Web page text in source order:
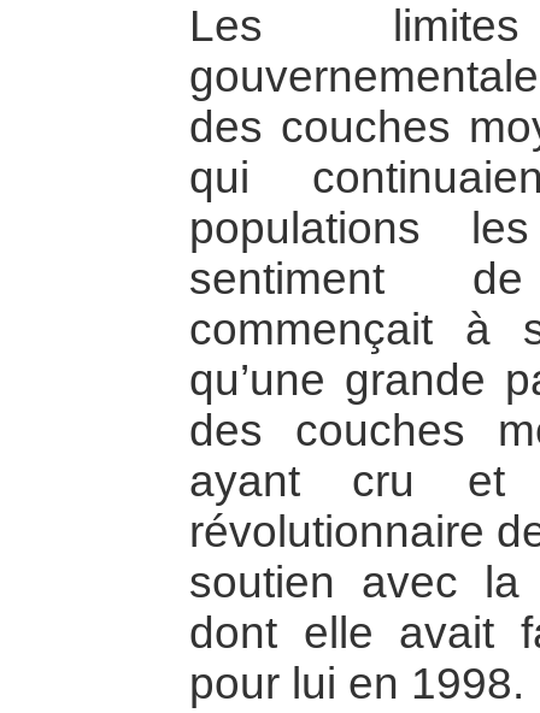
Les
des couches
qui
populations
sentiment
commençait à
qu’une grande
des couches
ayant cru et
révolutionnaire
soutien avec la
dont elle avait
pour lui en 1998.